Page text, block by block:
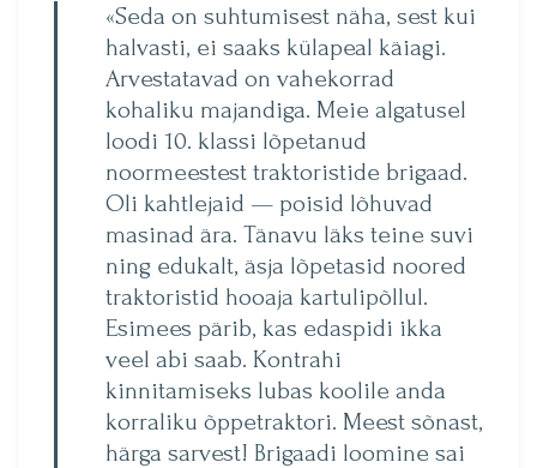
«Seda on suhtumisest näha, sest kui
halvasti, ei saaks külapeal käiagi.
Arvestatavad on vahekorrad
kohaliku majandi­ga. Meie algatusel
loodi 10. klassi lõpetanud
noormeestest traktoristide brigaad.
Oli kaht­lejaid — poisid lõhuvad
masinad ära. Tänavu läks teine suvi
ning edukalt, äsja lõpetasid noored
traktoristid hooaja kartulipõllul.
Esimees pärib, kas edaspidi ikka
veel abi saab. Kontrahi
kinnitamiseks lubas koolile anda
korraliku õppetraktori. Meest sõnast,
härga sarvest! Brigaadi loomine sai